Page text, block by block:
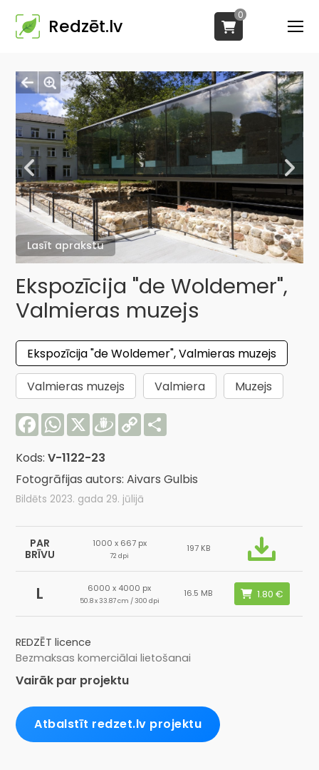
Redzēt.lv
0
Lasīt aprakstu
Ekspozīcija "de Woldemer",
Valmieras muzejs
Ekspozīcija "de Woldemer", Valmieras muzejs
Valmieras muzejs
Valmiera
Muzejs
FacebookWhatsApp
X Draugiem
Copy
Link
Kods:V-1122-23
Fotogrāfijas autors: Aivars Gulbis
Bildēts 2023. gada 29. jūlijā
PAR
BRĪVU
1000 x 667 px
72 dpi
197 KB
L 6000 x 4000 px
50.8 x 33.87 cm / 300 dpi
16.5 MB
REDZĒT licence
Bezmaksas komerciālai lietošanai
Vairāk par projektu
Atbalstīt redzet.lv projektu